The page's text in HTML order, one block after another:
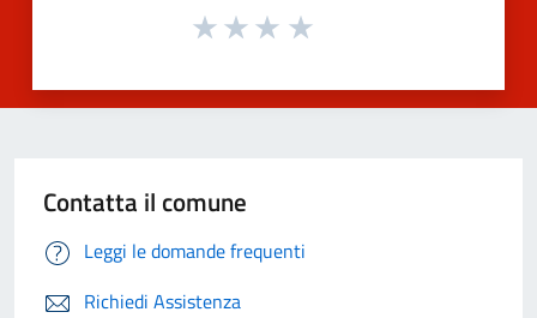
Contatta il comune
Leggi le domande frequenti
Richiedi Assistenza